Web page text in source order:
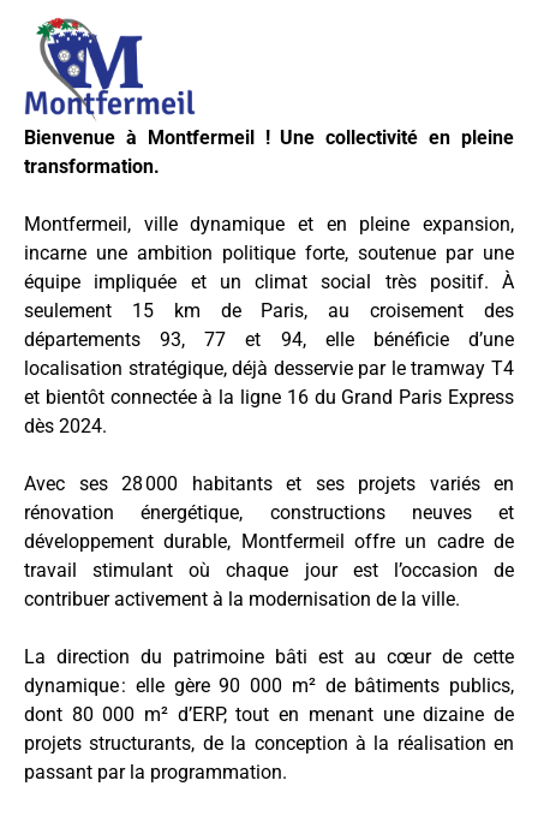
Bienvenue à Montfermeil ! Une collectivité en pleine
transformation.
Montfermeil, ville dynamique et en pleine expansion,
incarne une ambition politique forte, soutenue par une
équipe impliquée et un climat social très positif. À
seulement 15 km de Paris, au croisement des
départements 93, 77 et 94, elle bénéficie d’une
localisation stratégique, déjà desservie par le tramway T4
et bientôt connectée à la ligne 16 du Grand Paris Express
dès 2024.
Avec ses 28 000 habitants et ses projets variés en
rénovation énergétique, constructions neuves et
développement durable, Montfermeil offre un cadre de
travail stimulant où chaque jour est l’occasion de
contribuer activement à la modernisation de la ville.
La direction du patrimoine bâti est au cœur de cette
dynamique : elle gère 90 000 m² de bâtiments publics,
dont 80 000 m² d’ERP, tout en menant une dizaine de
projets structurants, de la conception à la réalisation en
passant par la programmation.